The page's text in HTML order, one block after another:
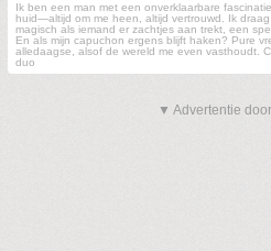
Ik ben een man met een onverklaarbare
huid—altijd om me heen, altijd vertrouwd. Ik
magisch als iemand er zachtjes aan trekt, een
En als mijn capuchon ergens blijft haken? Pure
alledaagse, alsof de wereld me even vasthoudt.
duo
▼ Advertentie